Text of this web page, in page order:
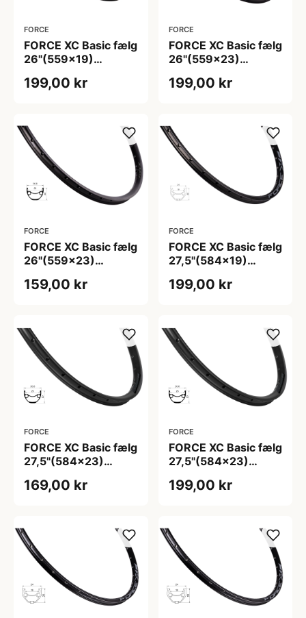
FORCE
FORCE XC Basic fælg
26"(559x19)
huller - Skivebremse
199,00 kr
FORCE
FORCE XC Basic fælg
26"(559x23)
huller - Skivebremse
199,00 kr
FORCE
FORCE XC Basic fælg
26"(559x23)
huller - Skivebremse
159,00 kr
FORCE
FORCE XC Basic fælg
27,5"(584x19)
huller - Skivebremse
199,00 kr
FORCE
FORCE XC Basic fælg
27,5"(584x23)
huller - Skivebremse
169,00 kr
FORCE
FORCE XC Basic fælg
27,5"(584x23)
huller - Skivebremse
199,00 kr